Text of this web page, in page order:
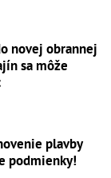
novej obrannej
sa môže
plavby
podmienky!